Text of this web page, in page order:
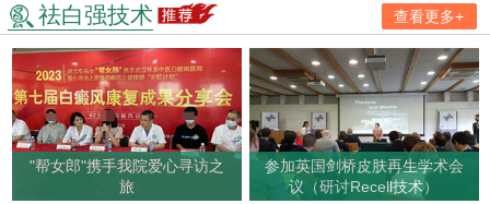
祛白强技术 查看更多+
"帮女郎"携手我院爱心寻访之
旅
参加英国剑桥皮肤再生学术会
议（研讨Recell技术）